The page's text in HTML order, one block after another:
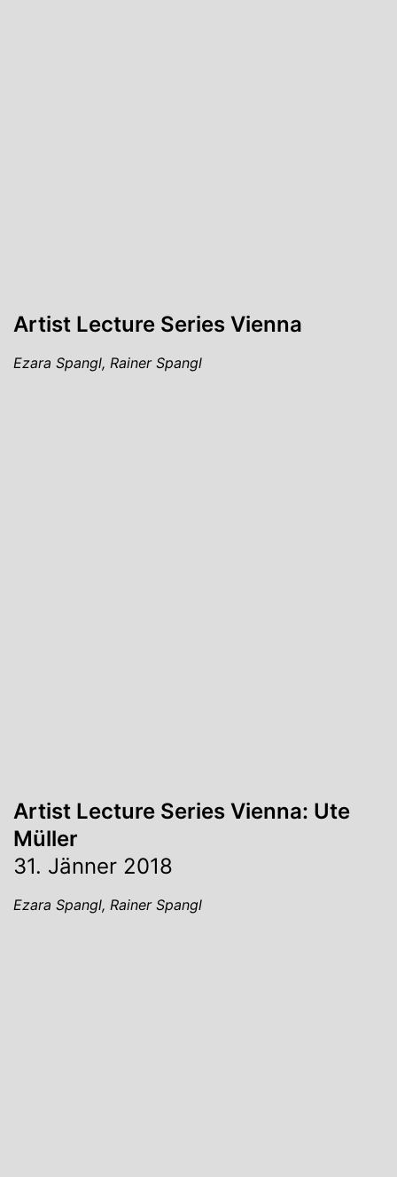
Artist Lecture Series Vienna
Ezara Spangl, Rainer Spangl
Artist Lecture Series Vienna: Ute
Müller
31. Jänner 2018
Ezara Spangl, Rainer Spangl